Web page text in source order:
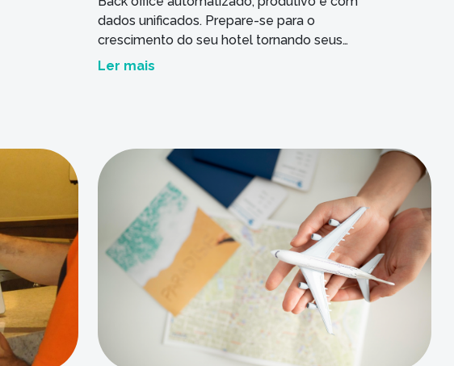
dados unificados. Prepare-se para o
crescimento do seu hotel tornando seus
processos escaláveis e elimine erros humanos
Ler mais